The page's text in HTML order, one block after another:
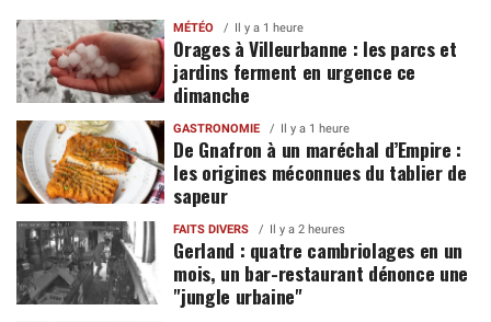
MÉTÉO Il y a 1 heure
Orages à Villeurbanne : les parcs et
jardins ferment en urgence ce
dimanche
GASTRONOMIE Il y a 1 heure
De Gnafron à un maréchal d’Empire :
les origines méconnues du tablier de
sapeur
FAITS DIVERS Il y a 2 heures
Gerland : quatre cambriolages en un
mois, un bar-restaurant dénonce une
"jungle urbaine"